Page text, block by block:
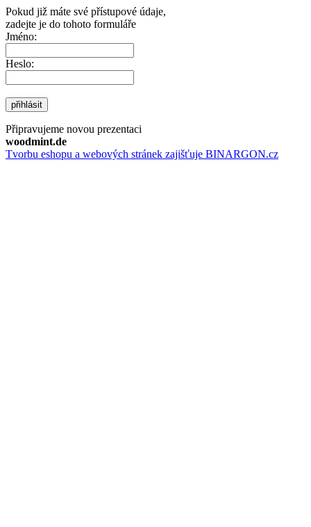
Pokud již máte své přístupové údaje,
zadejte je do tohoto formuláře
Jméno:
Heslo:
přihlásit
Připravujeme novou prezentaci
woodmint.de
Tvorbu eshopu a webových stránek zajišťuje BINARGON.cz